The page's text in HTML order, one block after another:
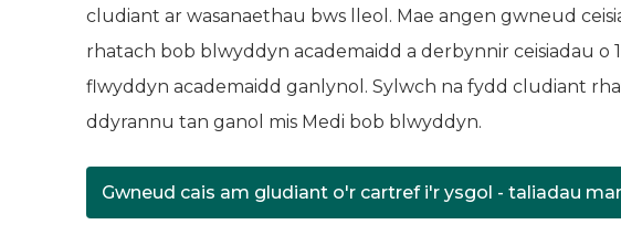
cludiant ar wasanaethau bws lleol. Mae angen gwneud
rhatach bob blwyddyn academaidd a derbynnir ceisiadau o
flwyddyn academaidd ganlynol. Sylwch na fydd cludiant
ddyrannu tan ganol mis Medi bob blwyddyn.
Gwneud cais am gludiant o'r cartref i'r ysgol - taliadau
(yn agor mewn tab